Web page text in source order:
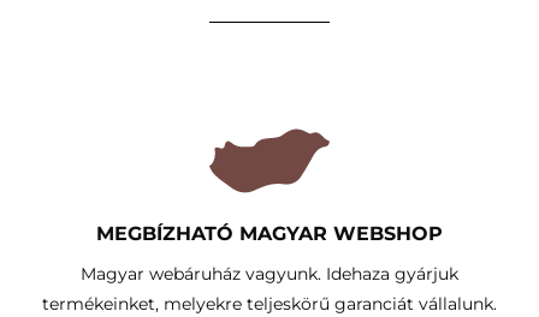
MEGBÍZHATÓ MAGYAR WEBSHOP
Magyar webáruház vagyunk. Idehaza gyárjuk
termékeinket, melyekre teljeskörű garanciát vállalunk.